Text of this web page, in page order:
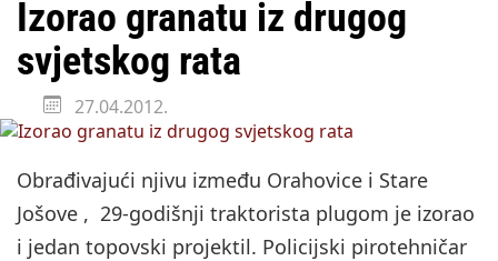
najavio za jesen
Državni tajnik Rukavina: Hrvatska ima 3,6 milijuna birača
HŽ Infrastruktura: Nesreće na željezničkim prijelazima
prepolovljene
Izorao granatu iz drugog
svjetskog rata
27.04.2012.
Obrađivajući njivu između Orahovice i Stare
Jošove , 29-godišnji traktorista plugom je izorao
i jedan topovski projektil. Policijski pirotehničar